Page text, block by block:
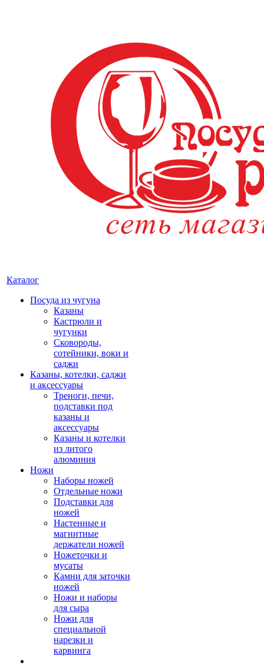
Каталог
Посуда из чугуна
Казаны
Кастрюли и
чугунки
Сковороды,
сотейники, воки и
саджи
Казаны, котелки, саджи
и аксессуары
Треноги, печи,
подставки под
казаны и
аксессуары
Казаны и котелки
из литого
алюминия
Ножи
Наборы ножей
Отдельные ножи
Подставки для
ножей
Настенные и
магнитные
держатели ножей
Ножеточки и
мусаты
Камни для заточки
ножей
Ножи и наборы
для сыра
Ножи для
специальной
нарезки и
карвинга